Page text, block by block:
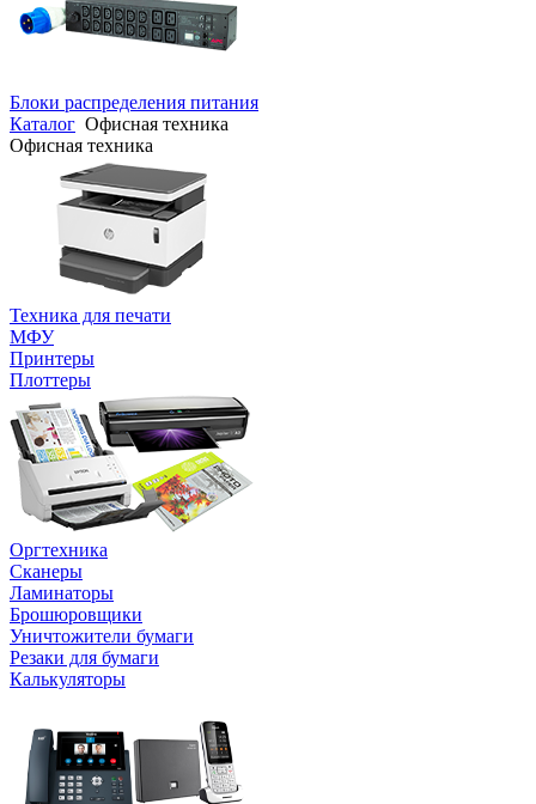
Блоки распределения питания
Каталог Офисная техника
Офисная техника
Техника для печати
МФУ
Принтеры
Плоттеры
Оргтехника
Сканеры
Ламинаторы
Брошюровщики
Уничтожители бумаги
Резаки для бумаги
Калькуляторы